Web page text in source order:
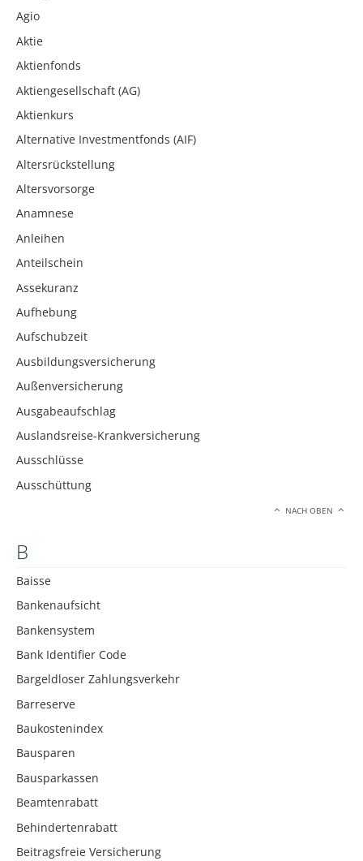
Agio
Aktie
Aktienfonds
Aktiengesellschaft (AG)
Aktienkurs
Alternative Investmentfonds (AIF)
Altersrückstellung
Altersvorsorge
Anamnese
Anleihen
Anteilschein
Assekuranz
Aufhebung
Aufschubzeit
Ausbildungsversicherung
Außenversicherung
Ausgabeaufschlag
Auslandsreise-Krankversicherung
Ausschlüsse
Ausschüttung
NACH OBEN
B
Baisse
Bankenaufsicht
Bankensystem
Bank Identifier Code
Bargeldloser Zahlungsverkehr
Barreserve
Baukostenindex
Bausparen
Bausparkassen
Beamtenrabatt
Behindertenrabatt
Beitragsfreie Versicherung